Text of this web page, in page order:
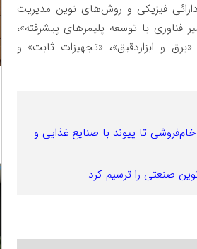
فیزیکی و روش‌های نوین مدیریت
با توسعه پلیمرهای پیشرفته»،
و ابزاردقیق»، «تجهیزات ثابت» و
تا پیوند با صنایع غذایی و